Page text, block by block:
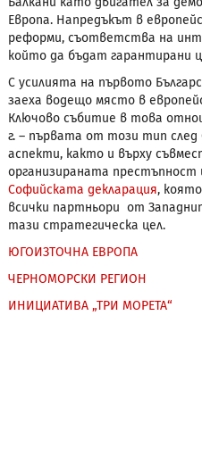
Европа. Напредъкът в
реформи, съответства на
който да бъдат гарантирани
С усилията на първото
заеха водещо място в
Ключово събитие в това
г. – първата от този тип след
аспекти, както и върху
организираната престъпност
Софийската декларация,
всички партньори от
тази стратегическа цел.
ЮГОИЗТОЧНА ЕВРОПА
ЧЕРНОМОРСКИ РЕГИОН
ИНИЦИАТИВА „ТРИ МОРЕТА“